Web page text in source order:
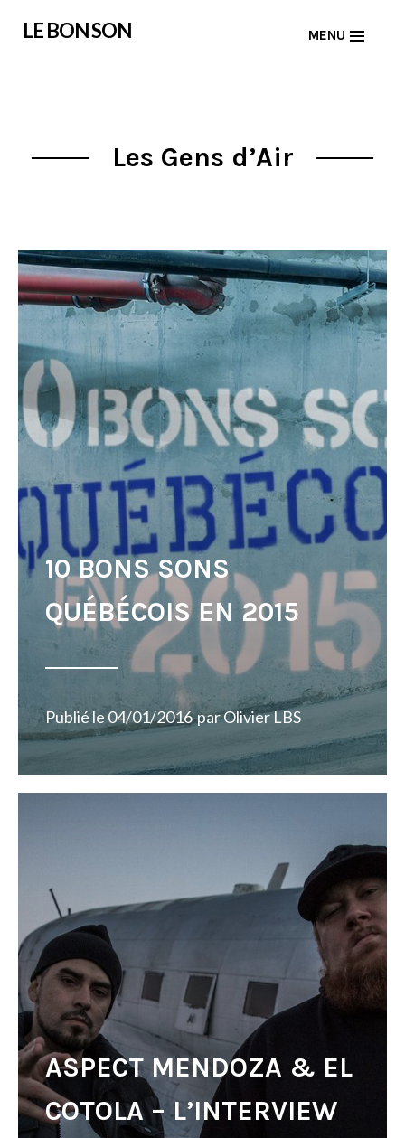
LE BON SON MENU
Les Gens d’Air
10 BONS SONS
QUÉBÉCOIS EN 2015
Publié le 04/01/2016 parOlivier LBS
ASPECT MENDOZA & EL
COTOLA – L’INTERVIEW